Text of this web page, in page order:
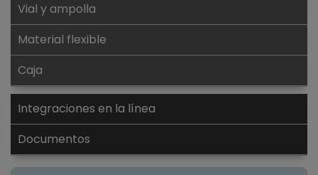
Vial y ampolla
Material flexible
Caja
Integraciones en la línea
Documentos